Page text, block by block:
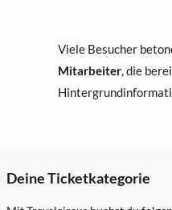
Viele Besucher
Mitarbeiter, die
Deine Ticketkategorie